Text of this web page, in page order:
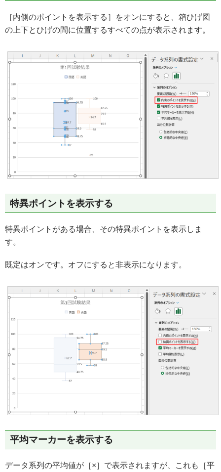
［内側のポイントを表示する］をオンにすると、箱ひげ図
の上下とひげの間に位置するすべての点が表示されます。
特異ポイントを表示する
特異ポイントがある場合、その特異ポイントを表示しま
す。
既定はオンです。オフにすると非表示になります。
平均マーカーを表示する
データ系列の平均値が［×］で表示されますが、これも［平